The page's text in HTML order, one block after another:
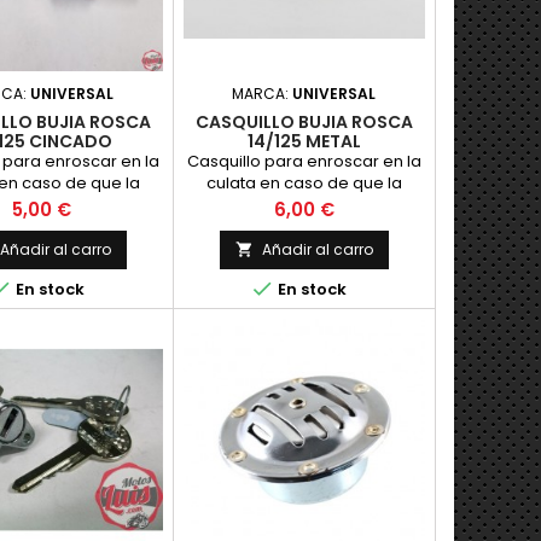
UNIVERSAL
BUJIA ROSCA
CINCADO
enroscar en la
caso de que la
la bujia se haya
de rosca.
Precio
5,00 €
Añadir al carro
En stock
MARCA: UNIVERSAL
CASQUILLO BUJIA ROSCA
14/125 METAL
Casquillo para enroscar en la
culata en caso de que la
rosca de la bujia se haya
pasado de rosca, fabricado
en Laton.
Precio
6,00 €
 Añadir al carro
 En stock